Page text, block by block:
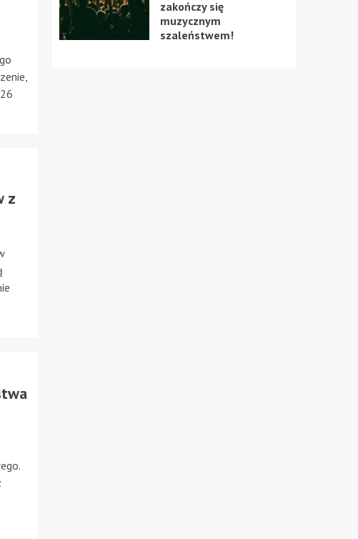
z
zakończy się
muzycznym
szaleństwem!